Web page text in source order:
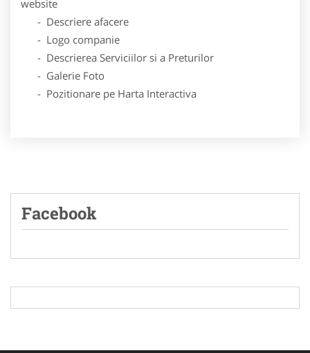
website
- Descriere afacere
- Logo companie
- Descrierea Serviciilor si a Preturilor
- Galerie Foto
- Pozitionare pe Harta Interactiva
Facebook